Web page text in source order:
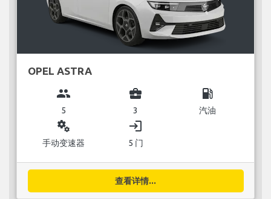
OPEL ASTRA
group
5
business_center
3
local_gas_station
汽油
miscellaneous_services
手动变速器
login
5 门
查看详情...